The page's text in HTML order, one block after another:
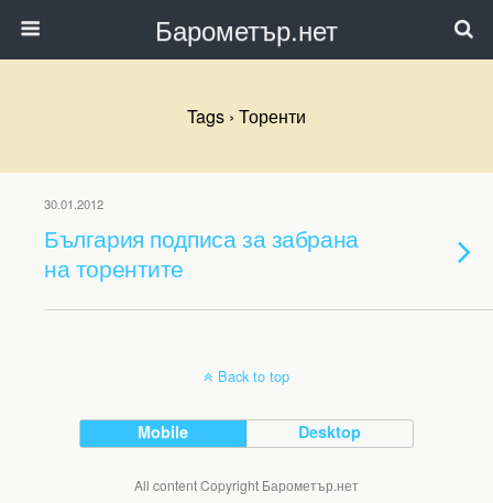
Барометър.нет
Tags › Торенти
30.01.2012
България подписа за забрана
на торентите
Back to top
Mobile Desktop
All content Copyright Барометър.нет